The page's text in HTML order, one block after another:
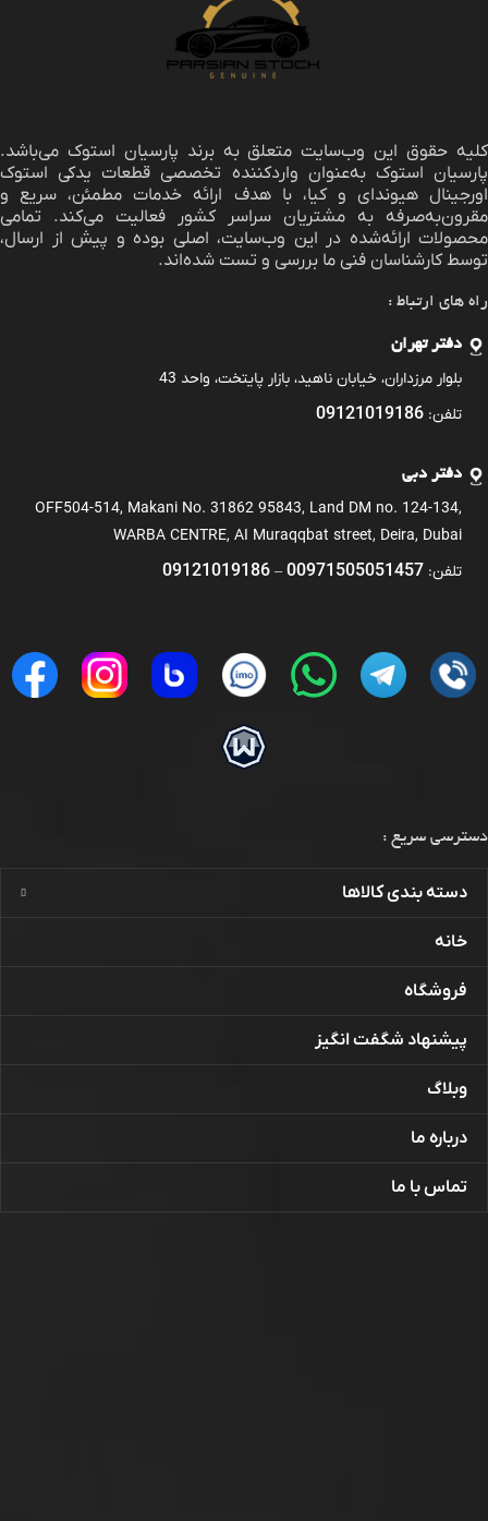
کلیه حقوق این وب‌سایت متعلق به برند پارسیان استوک می‌باشد.
پارسیان استوک به‌عنوان واردکننده تخصصی قطعات یدکی استوک
اورجینال هیوندای و کیا، با هدف ارائه خدمات مطمئن، سریع و
مقرون‌به‌صرفه به مشتریان سراسر کشور فعالیت می‌کند. تمامی
محصولات ارائه‌شده در این وب‌سایت، اصلی بوده و پیش از ارسال،
توسط کارشناسان فنی ما بررسی و تست شده‌اند.
راه های ارتباط :
دفتر تهران
بلوار مرزداران، خیابان ناهید، بازار پایتخت، واحد 43
تلفن: 09121019186
دفتر دبی
OFF504-514, Makani No. 31862 95843, Land DM no. 124-134,
WARBA CENTRE, AI Muraqqbat street, Deira, Dubai
تلفن: 00971505051457
–
09121019186
دسترسی سریع :
دسته بندی کالاها
خانه
فروشگاه
پیشنهاد شگفت انگیز
وبلاگ
درباره ما
تماس با ما